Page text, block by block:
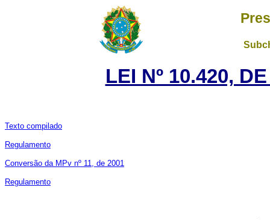
LEI Nº 10.420,
Texto compilado
Regulamento
Conversão da MPv nº 11, de 2001
Regulamento